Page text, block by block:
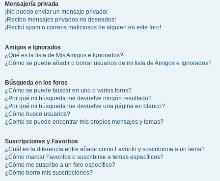
Mensajería privada
¡No puedo enviar un mensaje privado!
¡Recibo mensajes privados no deseados!
¡Recibí spam o correos maliciosos de alguien en este foro!
Amigos e Ignorados
¿Qué es la lista de Mis Amigos e Ignorados?
¿Cómo se puede añadir o borrar usuarios de mi lista de Amigos e Ignorados?
Búsqueda en los foros
¿Cómo se puede buscar en uno o varios foros?
¿Por qué mi búsqueda me devuelve ningún resultado?
¿Por qué mi búsqueda me devuelve una página en blanco?
¿Cómo busco usuarios?
¿Como se puede encontrar mis propios mensajes y temas?
Suscripciones y Favoritos
¿Cuál es la diferencia entre añadir como Favorito y suscribirme a un tema?
¿Cómo marcar Favoritos o suscribirse a temas específicos?
¿Cómo me suscribo a un foro específico?
¿Cómo borro mis suscripciones?